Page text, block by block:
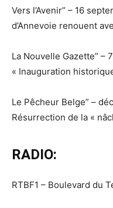
Vers l’Avenir” – 16
d’Annevoie renouent
La Nouvelle Gazette” –
« Inauguration
Le Pêcheur Belge” –
Résurrection de la «
RADIO:
RTBF1 – Boulevard du